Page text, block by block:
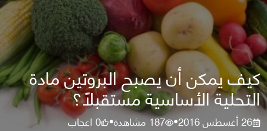
كيف يمكن أن يصبح البروتين مادة
التحلية الأساسية مستقبلًا؟
26 أغسطس 2016 •
187مشاهدة•
0اعجاب